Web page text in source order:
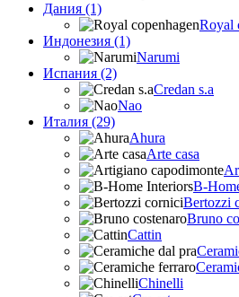
Дания (1)
Royal
Индонезия (1)
Narumi
Испания (2)
Credan s.a
Nao
Италия (29)
Ahura
Arte casa
B-
Bertozzi
Bruno
Cattin
Chinelli